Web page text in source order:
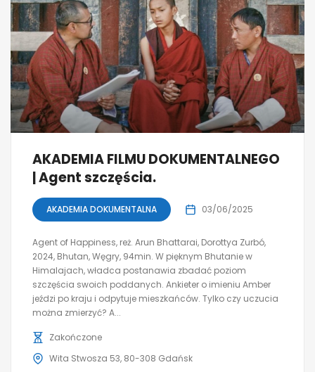
AKADEMIA FILMU DOKUMENTALNEGO
| Agent szczęścia.
AKADEMIA DOKUMENTALNA 03/06/2025
Agent of Happiness, reż. Arun Bhattarai, Dorottya Zurbó,
2024, Bhutan, Węgry, 94min. W pięknym Bhutanie w
Himalajach, władca postanawia zbadać poziom
szczęścia swoich poddanych. Ankieter o imieniu Amber
jeździ po kraju i odpytuje mieszkańców. Tylko czy uczucia
można zmierzyć? A...
Zakończone
Wita Stwosza 53, 80-308 Gdańsk